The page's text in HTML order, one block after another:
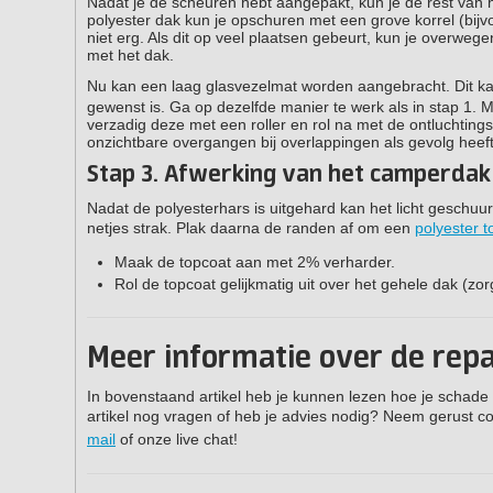
polyester dak kun je opschuren met een grove korrel
niet erg. Als dit op veel plaatsen gebeurt, kun je
met het dak.
Nu kan een laag glasvezelmat worden aangebracht. Dit
gewenst is. Ga op dezelfde manier te werk als in stap 1.
verzadig deze met een roller en rol na met de
onzichtbare overgangen bij overlappingen als gevolg
Stap 3. Afwerking van het camperdak
Nadat de polyesterhars is uitgehard kan het licht
netjes strak. Plak daarna de randen af om een polyester
Maak de topcoat aan met 2% verharder.
Rol de topcoat gelijkmatig uit over het gehele dak
Meer informatie over de
In bovenstaand artikel heb je kunnen lezen hoe je
artikel nog vragen of heb je advies nodig? Neem gerust
mail of onze live chat!